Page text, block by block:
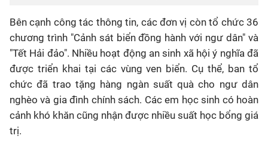
Bên cạnh công tác thông tin, các đơn vị còn tổ chức 36
chương trình "Cảnh sát biển đồng hành với ngư dân" và
"Tết Hải đảo". Nhiều hoạt động an sinh xã hội ý nghĩa đã
được triển khai tại các vùng ven biển. Cụ thể, ban tổ
chức đã trao tặng hàng ngàn suất quà cho ngư dân
nghèo và gia đình chính sách. Các em học sinh có hoàn
cảnh khó khăn cũng nhận được nhiều suất học bổng giá
trị.